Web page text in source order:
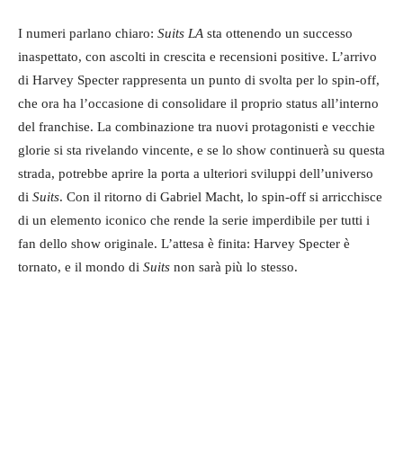
I numeri parlano chiaro: Suits LA sta ottenendo un successo
inaspettato, con ascolti in crescita e recensioni positive. L’arrivo
di Harvey Specter rappresenta un punto di svolta per lo spin-off,
che ora ha l’occasione di consolidare il proprio status all’interno
del franchise. La combinazione tra nuovi protagonisti e vecchie
glorie si sta rivelando vincente, e se lo show continuerà su questa
strada, potrebbe aprire la porta a ulteriori sviluppi dell’universo
di Suits. Con il ritorno di Gabriel Macht, lo spin-off si arricchisce
di un elemento iconico che rende la serie imperdibile per tutti i
fan dello show originale. L’attesa è finita: Harvey Specter è
tornato, e il mondo di Suits non sarà più lo stesso.